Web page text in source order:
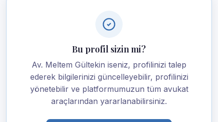
Bu profil sizin mi?
Av. Meltem Gültekin iseniz, profilinizi talep
ederek bilgilerinizi güncelleyebilir, profilinizi
yönetebilir ve platformumuzun tüm avukat
araçlarından yararlanabilirsiniz.